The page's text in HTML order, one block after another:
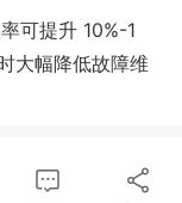
可提升 10%-1
大幅降低故障维